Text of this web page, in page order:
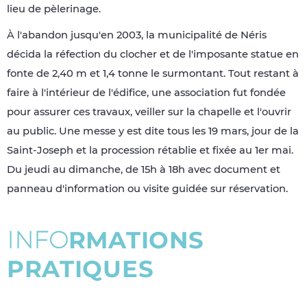
lieu de pèlerinage.
À l'abandon jusqu'en 2003, la municipalité de Néris
décida la réfection du clocher et de l'imposante statue en
fonte de 2,40 m et 1,4 tonne le surmontant. Tout restant à
faire à l'intérieur de l'édifice, une association fut fondée
pour assurer ces travaux, veiller sur la chapelle et l'ouvrir
au public. Une messe y est dite tous les 19 mars, jour de la
Saint-Joseph et la procession rétablie et fixée au 1er mai.
Du jeudi au dimanche, de 15h à 18h avec document et
panneau d'information ou visite guidée sur réservation.
INFORMATIONS
PRATIQUES